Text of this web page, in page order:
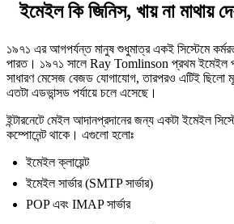
ইমেইল কি জিনিস, খায় না মাথায়
১৯৭১ এর আগপর্যন্ত মানুষ শুধুমাত্র একই সিস্টেমে
পারত। ১৯৭১ সালে Ray Tomlinson প্রথম ইমেইল
সাধারণ মেসেজ বেজড যোগাযোগ, তারপরও এটিই
এতটা এডভান্সড পর্যায়ে চলে এসেছে।
ইন্টারনেটে মেইল আদানপ্রদানের জন্য একটা ইমেইল
কম্পোনেন্ট থাকে। এগুলো হলোঃ
ইমেইল ক্লায়েন্ট
ইমেইল সার্ভার (SMTP সার্ভার)
POP এবং IMAP সার্ভার